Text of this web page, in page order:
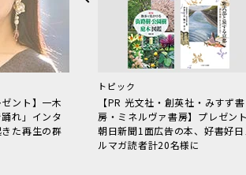
ント】一木
れ」インタ
た再生の群
トピック
【PR 光文社・創英社・みすず書
房・ミネルヴァ書房】プレゼント
朝日新聞1面広告の本、好書好日
ルマガ読者計20名様に